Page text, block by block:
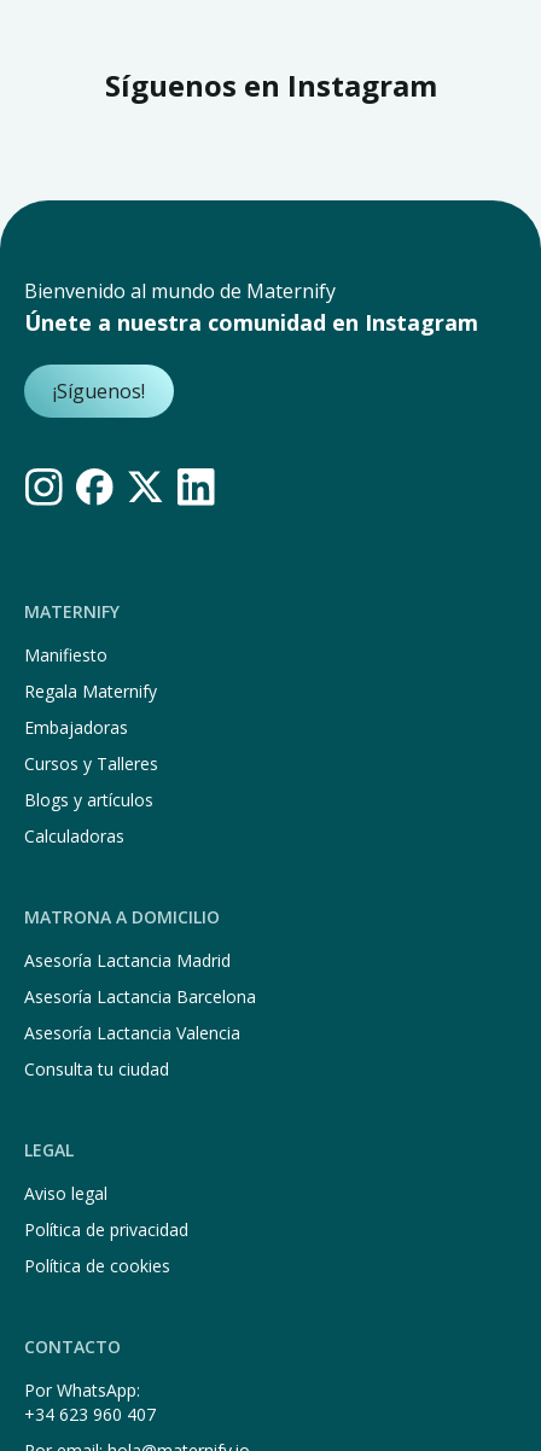
Síguenos en Instagram
Bienvenido al mundo de Maternify
Únete a nuestra comunidad en Instagram
¡Síguenos!
MATERNIFY
Manifiesto
Regala Maternify
Embajadoras
Cursos y Talleres
Blogs y artículos
Calculadoras
MATRONA A DOMICILIO
Asesoría Lactancia Madrid
Asesoría Lactancia Barcelona
Asesoría Lactancia Valencia
Consulta tu ciudad
LEGAL
Aviso legal
Política de privacidad
Política de cookies
CONTACTO
Por WhatsApp:
+34 623 960 407